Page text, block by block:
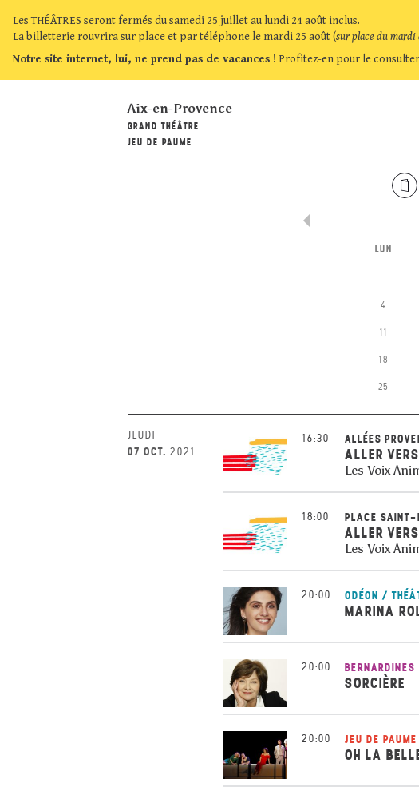
Les THÉÂTRES seront fermés du samedi 25 juillet au lundi 24 août inclus.
La billetterie rouvrira sur place et par téléphone le mardi 25 août (sur place du mardi
Notre site internet, lui, ne prend pas de vacances ! Profitez-en pour le
Aix-en-Provence
GRAND THÉÂTRE
JEU DE PAUME
LUN
4
11
18
25
JEUDI
07 OCT. 2021
16:30 ALLÉES
ALLER
Les Voix
18:00 PLACE
ALLER
Les Voix
20:00 ODÉON /
MARINA
20:00 BERNARDINES
SORCIÈRE
20:00 JEU DE PAUME
OH LA